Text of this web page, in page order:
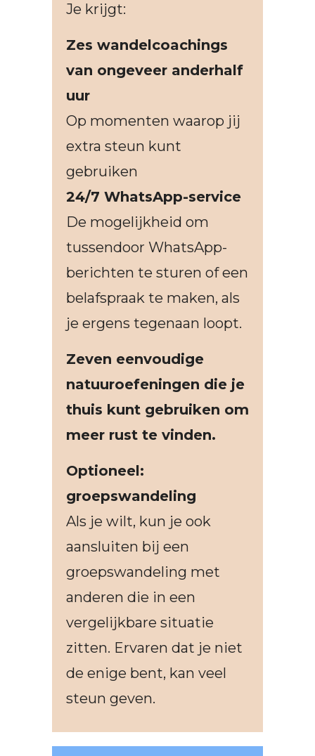
Je krijgt:
Zes wandelcoachings
van ongeveer anderhalf
uur
Op momenten waarop jij
extra steun kunt
gebruiken
24/7 WhatsApp-service
De mogelijkheid om
tussendoor WhatsApp-
berichten te sturen of een
belafspraak te maken, als
je ergens tegenaan loopt.
Zeven eenvoudige
natuuroefeningen die je
thuis kunt gebruiken om
meer rust te vinden.
Optioneel:
groepswandeling
Als je wilt, kun je ook
aansluiten bij een
groepswandeling met
anderen die in een
vergelijkbare situatie
zitten. Ervaren dat je niet
de enige bent, kan veel
steun geven.